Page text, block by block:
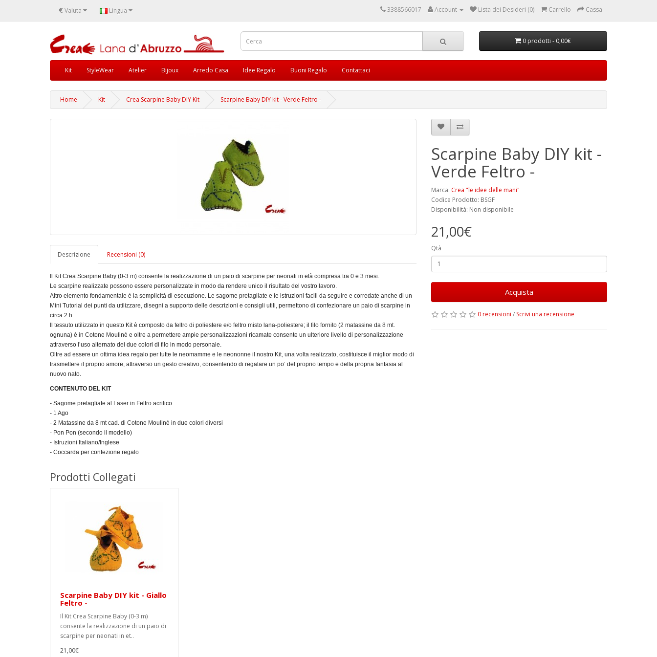
€ Valuta Lingua 3388566017 Account Lista dei Desideri (0) Carrello Cassa
0 prodotti - 0,00€
Kit StyleWear Atelier Bijoux Arredo Casa Idee Regalo Buoni Regalo Contattaci
Home Kit Crea Scarpine Baby DIY Kit Scarpine Baby DIY kit - Verde Feltro -
Descrizione Recensioni (0)
Il Kit Crea Scarpine Baby (0-3 m) consente la realizzazione di un paio di scarpine per neonati in età compresa tra 0 e 3 mesi.
Le scarpine realizzate possono essere personalizzate in modo da rendere unico il risultato del vostro lavoro.
Altro elemento fondamentale è la semplicità di esecuzione. Le sagome pretagliate e le istruzioni facili da seguire e corredate anche di un
Mini Tutorial dei punti da utilizzare, disegni a supporto delle descrizioni e consigli utili, permettono di confezionare un paio di scarpine in
circa 2 h.
Il tessuto utilizzato in questo Kit è composto da feltro di poliestere e/o feltro misto lana-poliestere; il filo fornito (2 matassine da 8 mt.
ognuna) è in Cotone Moulinè e oltre a permettere ampie personalizzazioni ricamate consente un ulteriore livello di personalizzazione
attraverso l’uso alternato dei due colori di filo in modo personale.
Oltre ad essere un ottima idea regalo per tutte le neomamme e le neononne il nostro Kit, una volta realizzato, costituisce il miglior modo di
trasmettere il proprio amore, attraverso un gesto creativo, consentendo di regalare un po’ del proprio tempo e della propria fantasia al
nuovo nato.
CONTENUTO DEL KIT
- Sagome pretagliate al Laser in Feltro acrilico
- 1 Ago
- 2 Matassine da 8 mt cad. di Cotone Moulinè in due colori diversi
- Pon Pon (secondo il modello)
- Istruzioni Italiano/Inglese
- Coccarda per confezione regalo
Scarpine Baby DIY kit -
Verde Feltro -
Marca: Crea "le idee delle mani"
Codice Prodotto: BSGF
Disponibilità: Non disponibile
21,00€
Qtà
Acquista
0 recensioni / Scrivi una recensione
Prodotti Collegati
Scarpine Baby DIY kit - Giallo
Feltro -
Il Kit Crea Scarpine Baby (0-3 m)
consente la realizzazione di un paio di
scarpine per neonati in et..
21,00€